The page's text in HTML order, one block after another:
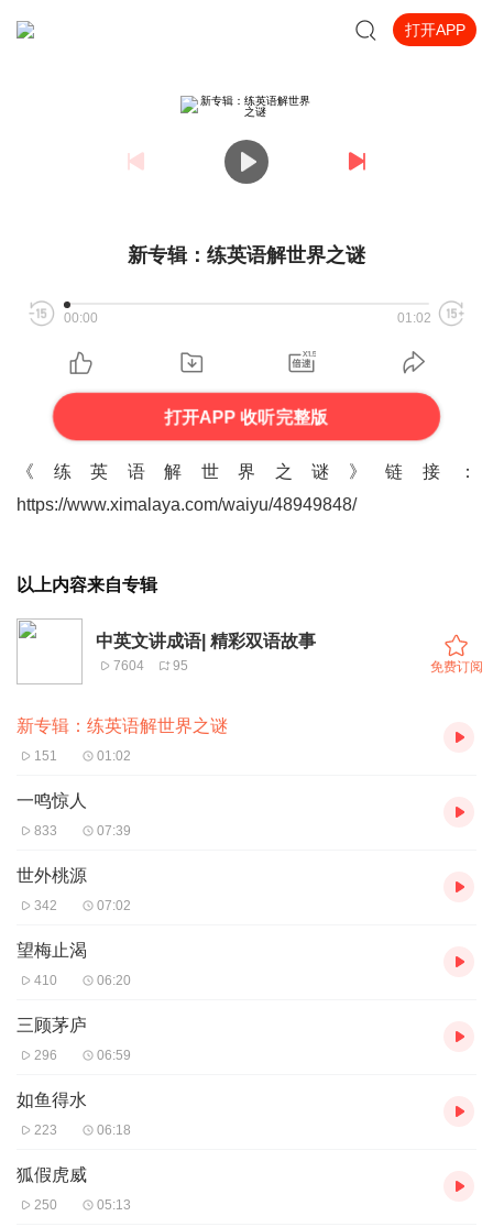
打开APP
新专辑：练英语解世界之谜
00:00 01:02
打开APP 收听完整版
《练英语解世界之谜》链接：
https://www.ximalaya.com/waiyu/48949848/
以上内容来自专辑
中英文讲成语| 精彩双语故事
7604 95 免费订阅
新专辑：练英语解世界之谜
151 01:02
一鸣惊人
833 07:39
世外桃源
342 07:02
望梅止渴
410 06:20
三顾茅庐
296 06:59
如鱼得水
223 06:18
狐假虎威
250 05:13